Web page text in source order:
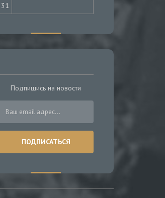
31
Подпишись на новости